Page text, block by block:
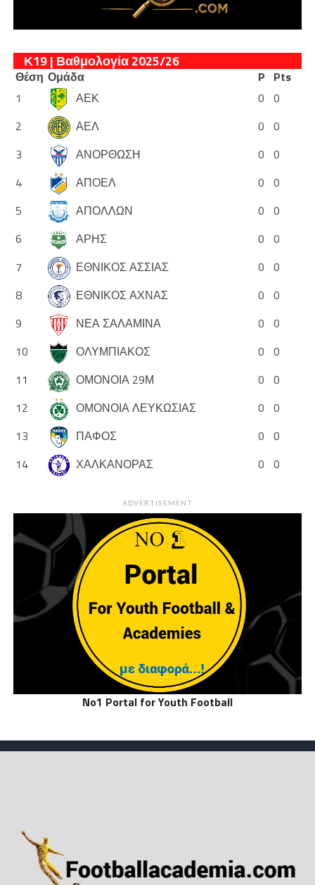
Κ19 | Βαθμολογία 2025/26
Θέση Ομάδα P Pts
1
ΑΕΚ 0 0
2
ΑΕΛ 0 0
3
ΑΝΟΡΘΩΣΗ 0 0
4
ΑΠΟΕΛ 0 0
5
ΑΠΟΛΛΩΝ 0 0
6
ΑΡΗΣ 0 0
7
ΕΘΝΙΚΟΣ ΑΣΣΙΑΣ 0 0
8
ΕΘΝΙΚΟΣ ΑΧΝΑΣ 0 0
9
ΝΕΑ ΣΑΛΑΜΙΝΑ 0 0
10
ΟΛΥΜΠΙΑΚΟΣ 0 0
11
ΟΜΟΝΟΙΑ 29Μ 0 0
12
ΟΜΟΝΟΙΑ ΛΕΥΚΩΣΙΑΣ 0 0
13
ΠΑΦΟΣ 0 0
14
ΧΑΛΚΑΝΟΡΑΣ 0 0
ADVERTISEMENT
No1 Portal for Youth Football